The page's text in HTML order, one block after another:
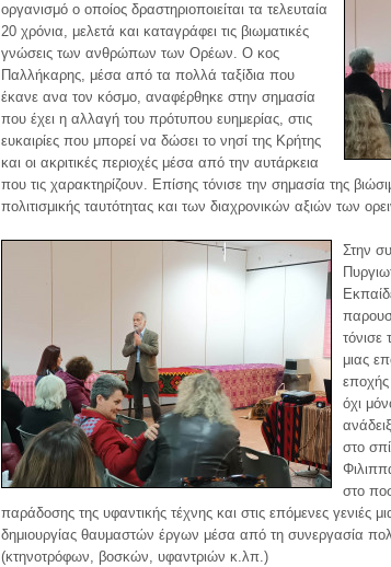
οργανισμό ο οποίος δραστηριοποιείται τα τελευταία
20 χρόνια, μελετά και καταγράφει τις βιωματικές
γνώσεις των ανθρώπων των Ορέων. Ο κος
Παλλήκαρης, μέσα από τα πολλά ταξίδια που
έκανε ανα τον κόσμο, αναφέρθηκε στην σημασία
που έχει η αλλαγή του πρότυπου ευημερίας, στις
ευκαιρίες που μπορεί να δώσει το νησί της Κρήτης
και οι ακριτικές περιοχές μέσα από την αυτάρκεια
που τις χαρακτηρίζουν. Επίσης τόνισε την σημασία της
πολιτισμικής ταυτότητας και των διαχρονικών αξιών των
Στην
μιας
όχι
στο
στο
παράδοσης της υφαντικής τέχνης και στις επόμενες γενιές
δημιουργίας θαυμαστών έργων μέσα από τη συνεργασία
(κτηνοτρόφων, βοσκών, υφαντριών κ.λπ.)